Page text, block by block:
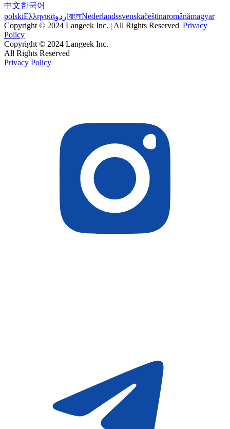
中文한국어
polskiΕλληνικάاردو বাংলাNederlandssvenskačeštinaromânămagyar
Copyright © 2024 Langeek Inc. | All Rights Reserved |Privacy
Policy
Copyright © 2024 Langeek Inc.
All Rights Reserved
Privacy Policy